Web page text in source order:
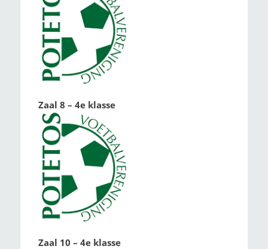
Zaal 8 – 4e klasse
Zaal 10 – 4e klasse